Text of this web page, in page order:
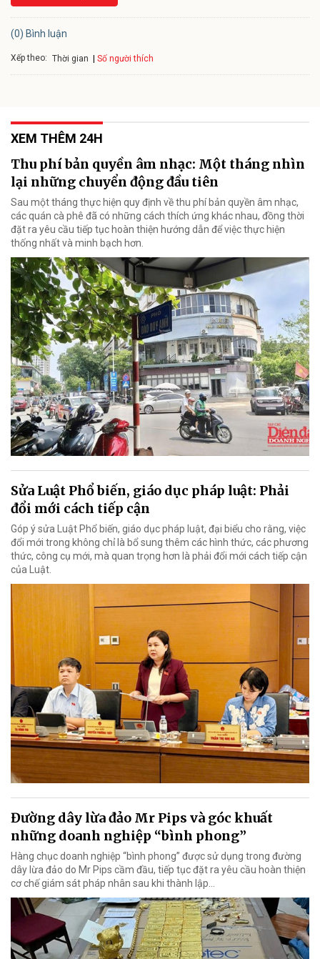
(0) Bình luận
Xếp theo: Thời gian Số người thích
XEM THÊM 24H
Thu phí bản quyền âm nhạc: Một tháng nhìn
lại những chuyển động đầu tiên
Sau một tháng thực hiện quy định về thu phí bản quyền âm nhạc,
các quán cà phê đã có những cách thích ứng khác nhau, đồng thời
đặt ra yêu cầu tiếp tục hoàn thiện hướng dẫn để việc thực hiện
thống nhất và minh bạch hơn.
Sửa Luật Phổ biến, giáo dục pháp luật: Phải
đổi mới cách tiếp cận
Góp ý sửa Luật Phổ biến, giáo dục pháp luật, đại biểu cho rằng, việc
đổi mới trong không chỉ là bổ sung thêm các hình thức, các phương
thức, công cụ mới, mà quan trọng hơn là phải đổi mới cách tiếp cận
của Luật.
Đường dây lừa đảo Mr Pips và góc khuất
những doanh nghiệp “bình phong”
Hàng chục doanh nghiệp “bình phong” được sử dụng trong đường
dây lừa đảo do Mr Pips cầm đầu, tiếp tục đặt ra yêu cầu hoàn thiện
cơ chế giám sát pháp nhân sau khi thành lập…